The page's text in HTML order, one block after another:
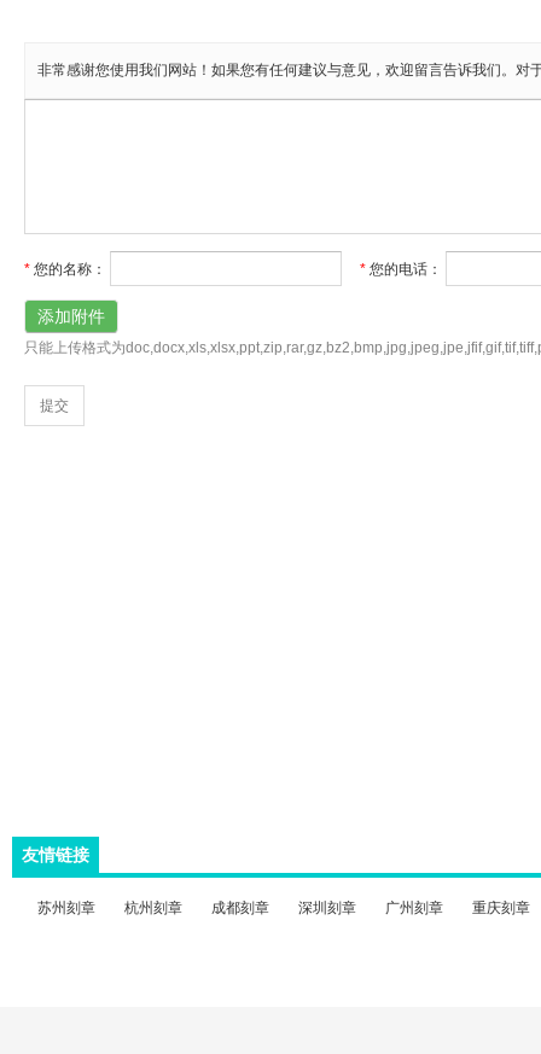
非常感谢您使用我们网站！如果您有任何建议与意见，欢迎留言告诉我们。
* 您的名称 ： * 您的电话 ：
添加附件
只能上传格式为
友情链接
苏州刻章 杭州刻章 成都刻章 深圳刻章 广州刻章 重庆刻章